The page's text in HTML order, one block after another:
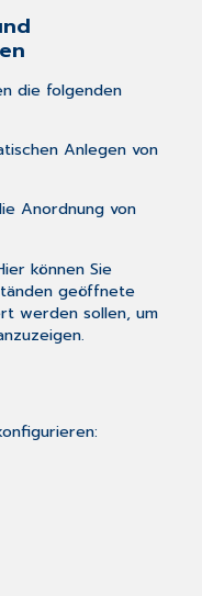
die folgenden
Anlegen von
Anordnung von
können Sie
geöffnete
werden sollen, um